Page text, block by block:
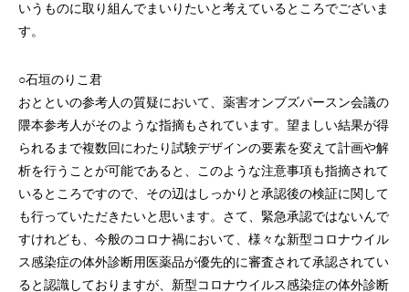
いうものに取り組んでまいりたいと考えているところでございま
す。
○石垣のりこ君
おとといの参考人の質疑において、薬害オンブズパースン会議の
隈本参考人がそのような指摘もされています。望ましい結果が得
られるまで複数回にわたり試験デザインの要素を変えて計画や解
析を行うことが可能であると、このような注意事項も指摘されて
いるところですので、その辺はしっかりと承認後の検証に関して
も行っていただきたいと思います。さて、緊急承認ではないんで
すけれども、今般のコロナ禍において、様々な新型コロナウイル
ス感染症の体外診断用医薬品が優先的に審査されて承認されてい
ると認識しておりますが、新型コロナウイルス感染症の体外診断